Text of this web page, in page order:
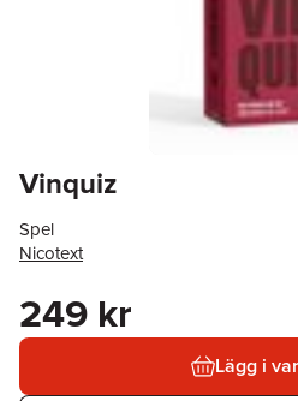
Vinquiz
Spel
Nicotext
249 kr
Lägg i